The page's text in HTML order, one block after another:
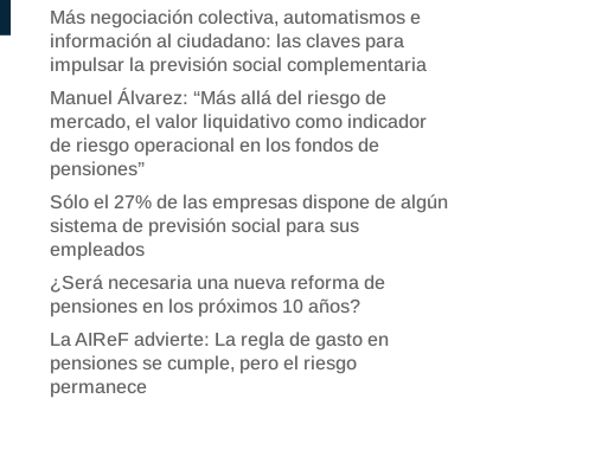
Más negociación colectiva, automatismos e
información al ciudadano: las claves para
impulsar la previsión social complementaria
Manuel Álvarez: “Más allá del riesgo de
mercado, el valor liquidativo como indicador
de riesgo operacional en los fondos de
pensiones”
Sólo el 27% de las empresas dispone de algún
sistema de previsión social para sus
empleados
¿Será necesaria una nueva reforma de
pensiones en los próximos 10 años?
La AIReF advierte: La regla de gasto en
pensiones se cumple, pero el riesgo
permanece